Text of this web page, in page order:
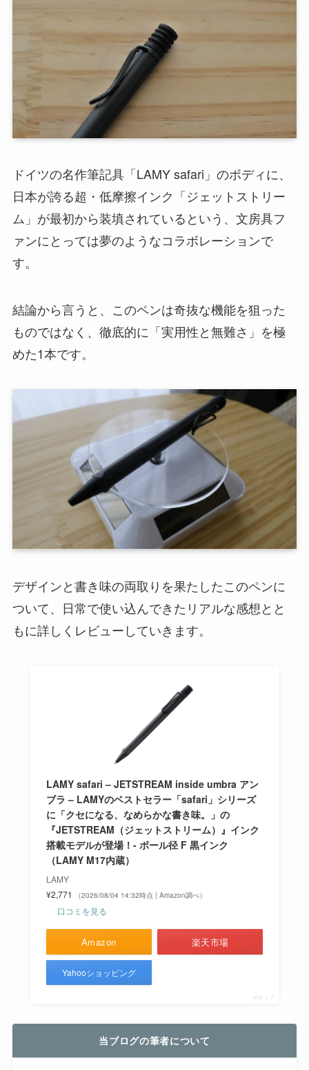
ドイツの名作筆記具「LAMY safari」のボディに、
日本が誇る超・低摩擦インク「ジェットストリー
ム」が最初から装填されているという、文房具フ
ァンにとっては夢のようなコラボレーションで
す。
結論から言うと、このペンは奇抜な機能を狙った
ものではなく、徹底的に「実用性と無難さ」を極
めた1本です。
デザインと書き味の両取りを果たしたこのペンに
ついて、日常で使い込んできたリアルな感想とと
もに詳しくレビューしていきます。
LAMY safari – JETSTREAM inside umbra アン
ブラ – LAMYのベストセラー「safari」シリーズ
に「クセになる、なめらかな書き味。」の
『JETSTREAM（ジェットストリーム）』インク
搭載モデルが登場！- ボール径 F 黒インク
（LAMY M17内蔵）
LAMY
¥2,771
（2026/08/04 14:32時点 | Amazon調べ）
口コミを見る
Amazon 楽天市場
Yahooショッピング
ポチップ
当ブログの筆者について